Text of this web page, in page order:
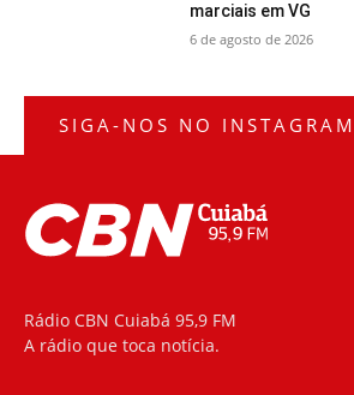
marciais em VG
6 de agosto de 2026
SIGA-NOS NO INSTAGRAM
Rádio CBN Cuiabá 95,9 FM
A rádio que toca notícia.